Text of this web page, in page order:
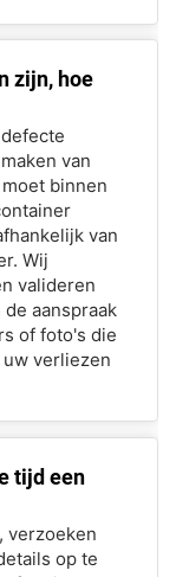
zijn, hoe
van
binnen
van
Wij
valideren
aanspraak
of foto's die
verliezen
tijd een
verzoeken
op te